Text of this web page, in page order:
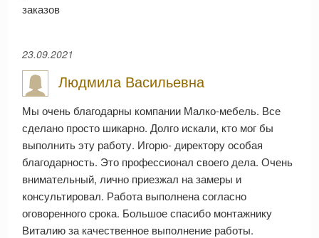
заказов
23.09.2021
Людмила Васильевна
Мы очень благодарны компании Малко-мебель. Все
сделано просто шикарно. Долго искали, кто мог бы
выполнить эту работу. Игорю- директору особая
благодарность. Это профессионал своего дела. Очень
внимательный, лично приезжал на замеры и
консультировал. Работа выполнена согласно
оговоренного срока. Большое спасибо монтажнику
Виталию за качественное выполнение работы.